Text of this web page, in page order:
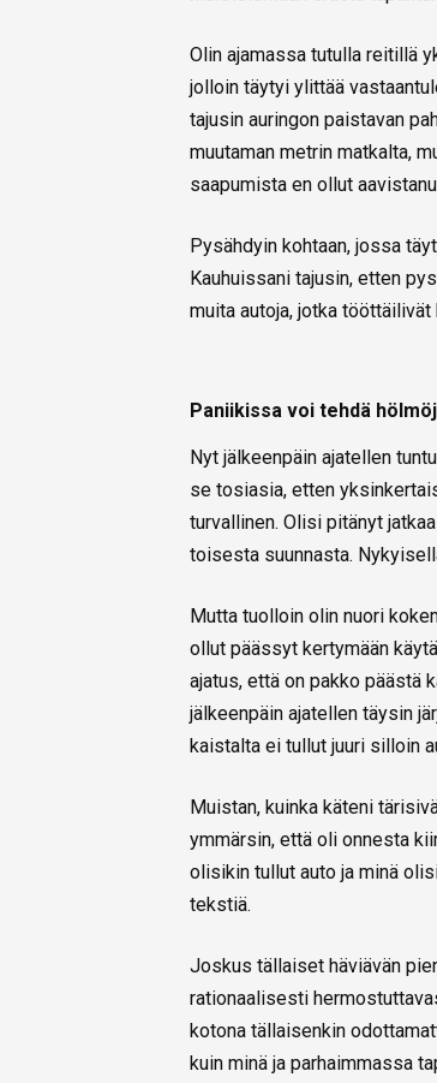
Olin ajamassa tutulla reitillä
jolloin täytyi ylittää
tajusin auringon paistavan
muutaman metrin matkalta,
saapumista en ollut
Pysähdyin kohtaan, jossa
Kauhuissani tajusin, etten
muita autoja, jotka tööttäilivät
Paniikissa voi tehdä
Nyt jälkeenpäin ajatellen
se tosiasia, etten
turvallinen. Olisi pitänyt
toisesta suunnasta.
Mutta tuolloin olin nuori
ollut päässyt kertymään
ajatus, että on pakko päästä
jälkeenpäin ajatellen täysin
kaistalta ei tullut juuri silloin
Muistan, kuinka käteni
ymmärsin, että oli onnesta
olisikin tullut auto ja minä
tekstiä.
Joskus tällaiset häviävän
rationaalisesti
kotona tällaisenkin
kuin minä ja parhaimmassa